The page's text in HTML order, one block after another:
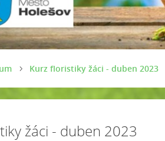
Kurz floristiky žáci - duben 2023
žáci - duben 2023